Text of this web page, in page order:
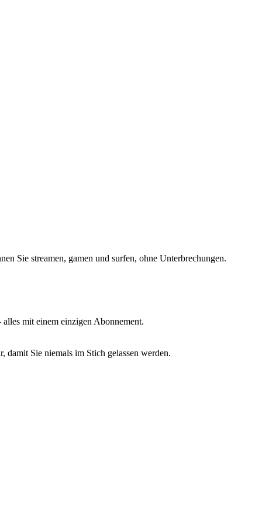
Sie streamen, gamen und surfen, ohne Unterbrechungen.
mit einem einzigen Abonnement.
damit Sie niemals im Stich gelassen werden.